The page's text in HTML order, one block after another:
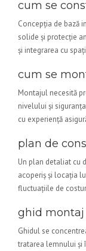
cum se
Concepția de bază
solide și protecție
și integrarea cu
cum se
Montajul necesită
nivelului și
cu experiență
plan de
Un plan detaliat cu
acoperiș și locația
fluctuațiile de
ghid montaj
Ghidul se
tratarea lemnului și